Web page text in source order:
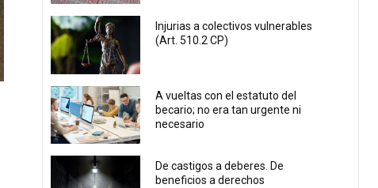
Injurias a colectivos vulnerables
(Art. 510.2 CP)
A vueltas con el estatuto del
becario; no era tan urgente ni
necesario
De castigos a deberes. De
beneficios a derechos